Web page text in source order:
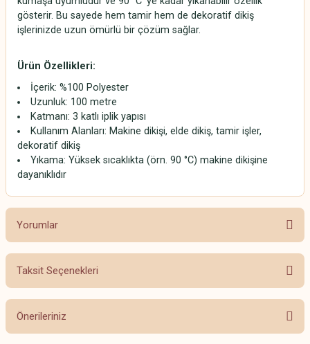
gösterir. Bu sayede hem tamir hem de dekoratif dikiş
işlerinizde uzun ömürlü bir çözüm sağlar.
Ürün Özellikleri:
İçerik: %100 Polyester
Uzunluk: 100 metre
Katmanı: 3 katlı iplik yapısı
Kullanım Alanları: Makine dikişi, elde dikiş, tamir işler,
dekoratif dikiş
Yıkama: Yüksek sıcaklıkta (örn. 90 °C) makine dikişine
dayanıklıdır
Yorumlar
Bu ürüne ilk yorumu siz yapın!
Taksit Seçenekleri
Önerileriniz